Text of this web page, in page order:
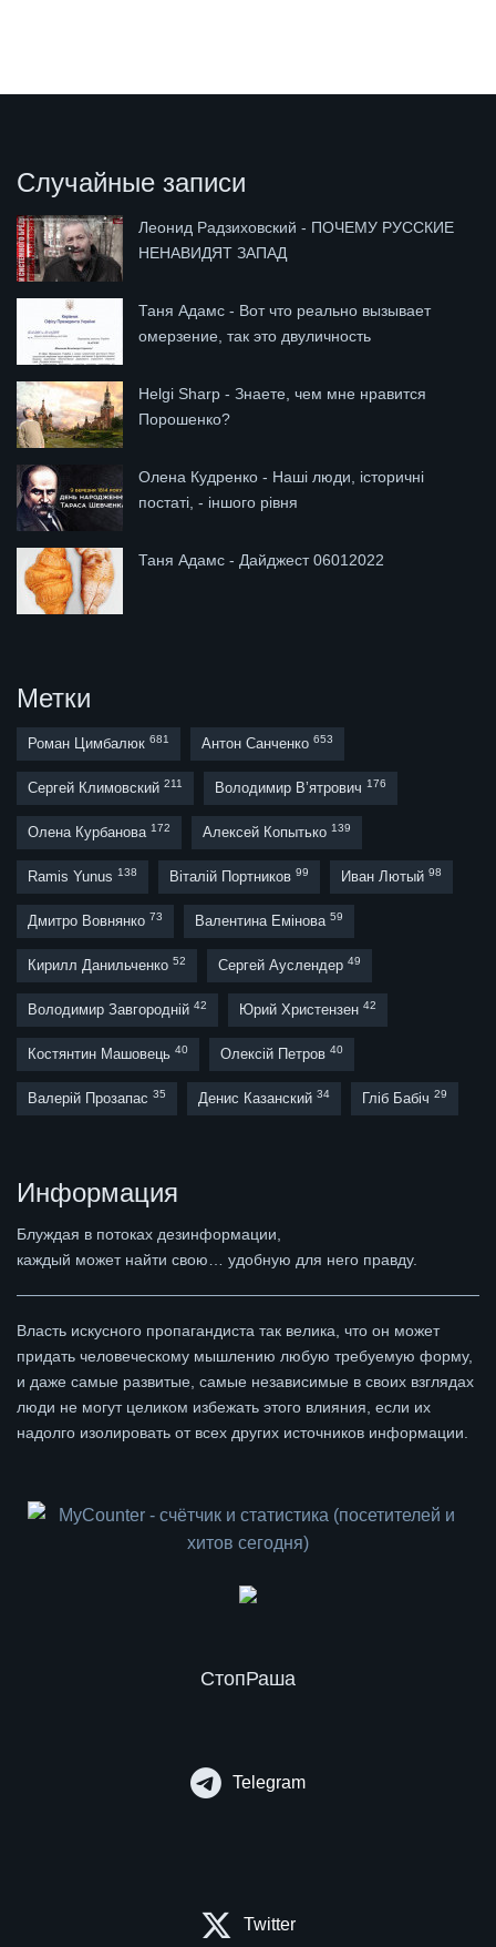
Случайные записи
Леонид Радзиховский - ПОЧЕМУ РУССКИЕ
НЕНАВИДЯТ ЗАПАД
Таня Адамс - Вот что реально вызывает
омерзение, так это двуличность
Helgi Sharp - Знаете, чем мне нравится
Порошенко?
Олена Кудренко - Наші люди, історичні
постаті, - іншого рівня
Таня Адамс - Дайджест 06012022
Метки
Роман Цимбалюк 681 Антон Санченко 653
Сергей Климовский 211 Володимир В’ятрович 176
Олена Курбанова 172 Алексей Копытько 139
Ramis Yunus 138 Віталій Портников 99 Иван Лютый 98
Дмитро Вовнянко 73 Валентина Емінова 59
Кирилл Данильченко 52 Сергей Ауслендер 49
Володимир Завгородній 42 Юрий Христензен 42
Костянтин Машовець 40 Олексій Петров 40
Валерій Прозапас 35 Денис Казанский 34 Гліб Бабіч 29
Информация
Блуждая в потоках дезинформации,
каждый может найти свою… удобную для него правду.
Власть искусного пропагандиста так велика, что он может
придать человеческому мышлению любую требуемую форму,
и даже самые развитые, самые независимые в своих взглядах
люди не могут целиком избежать этого влияния, если их
надолго изолировать от всех других источников информации.
СтопРаша
Telegram
Twitter